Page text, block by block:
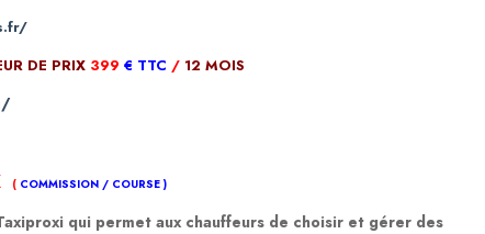
DE PRIX 399 € TTC / 12 MOIS
( COMMISSION / COURSE )
qui permet aux chauffeurs de choisir et gérer des